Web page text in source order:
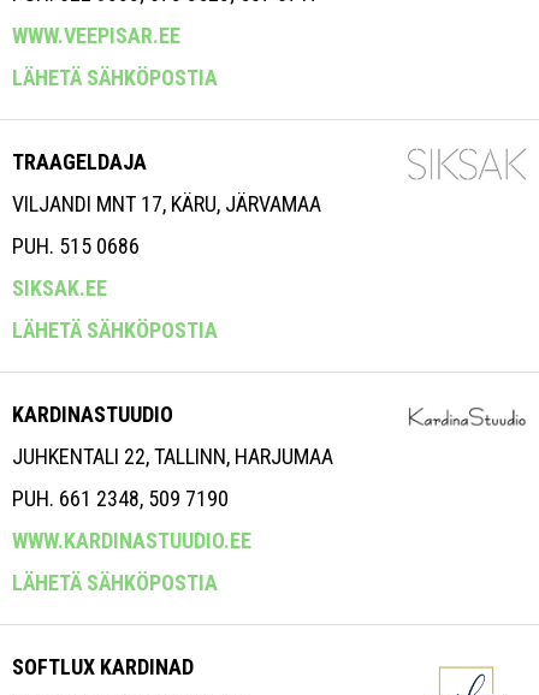
WWW.VEEPISAR.EE
LÄHETÄ SÄHKÖPOSTIA
TRAAGELDAJA
VILJANDI MNT 17, KÄRU, JÄRVAMAA
PUH. 515 0686
SIKSAK.EE
LÄHETÄ SÄHKÖPOSTIA
KARDINASTUUDIO
JUHKENTALI 22, TALLINN, HARJUMAA
PUH. 661 2348, 509 7190
WWW.KARDINASTUUDIO.EE
LÄHETÄ SÄHKÖPOSTIA
SOFTLUX KARDINAD